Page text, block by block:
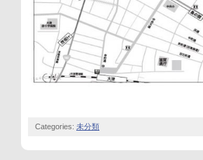
Categories: 未分類